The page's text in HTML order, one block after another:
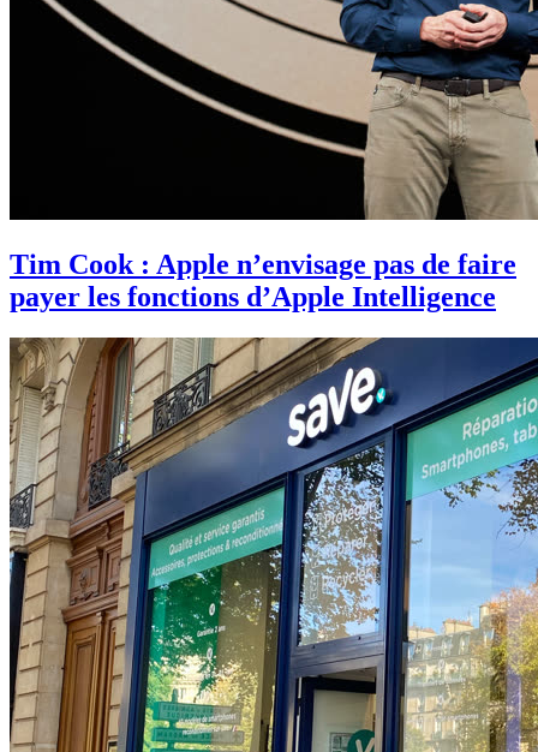
Tim Cook : Apple n’envisage pas de faire
payer les fonctions d’Apple Intelligence